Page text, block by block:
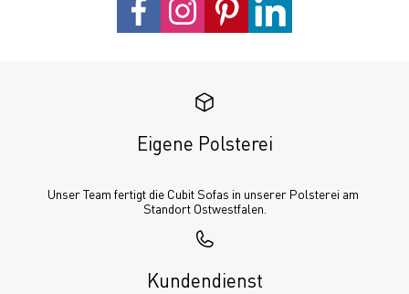
Eigene Polsterei
Unser Team fertigt die Cubit Sofas in unserer Polsterei am
Standort Ostwestfalen.
Kundendienst